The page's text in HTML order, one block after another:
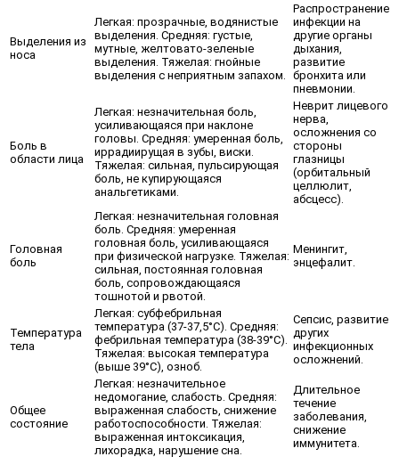
Выделения из
носа
Легкая: прозрачные, водянистые
выделения. Средняя: густые,
мутные, желтовато-зеленые
выделения. Тяжелая: гнойные
выделения с неприятным запахом.
Распространение
инфекции на
другие органы
дыхания,
развитие
бронхита или
пневмонии.
Боль в
области лица
Легкая: незначительная боль,
усиливающаяся при наклоне
головы. Средняя: умеренная боль,
иррадиирущая в зубы, виски.
Тяжелая: сильная, пульсирующая
боль, не купирующаяся
анальгетиками.
Неврит лицевого
нерва,
осложнения со
стороны
глазницы
(орбитальный
целлюлит,
абсцесс).
Головная
боль
Легкая: незначительная головная
боль. Средняя: умеренная
головная боль, усиливающаяся
при физической нагрузке. Тяжелая:
сильная, постоянная головная
боль, сопровождающаяся
тошнотой и рвотой.
Менингит,
энцефалит.
Температура
тела
Легкая: субфебрильная
температура (37-37,5°C). Средняя:
фебрильная температура (38-39°C).
Тяжелая: высокая температура
(выше 39°C), озноб.
Сепсис, развитие
других
инфекционных
осложнений.
Общее
состояние
Легкая: незначительное
недомогание, слабость. Средняя:
выраженная слабость, снижение
работоспособности. Тяжелая:
выраженная интоксикация,
лихорадка, нарушение сна.
Длительное
течение
заболевания,
снижение
иммунитета.